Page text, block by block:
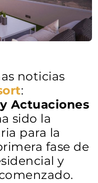
noticias
:
Actuaciones
sido la
para la
fase de
y